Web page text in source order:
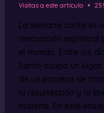
Visitas a este artículo
La semana santa es
renovación espiritual
el mundo. Entre los
Santo ocupa un
de un proceso de
la resurrección y la
materia. En este